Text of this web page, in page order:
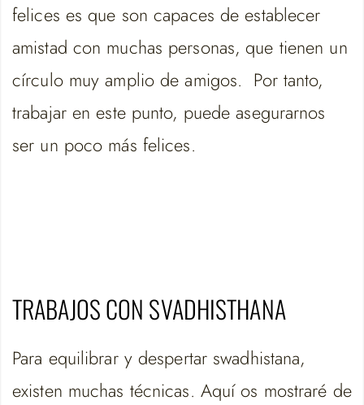
felices es que son capaces de establecer
amistad con muchas personas, que tienen un
círculo muy amplio de amigos. Por tanto,
trabajar en este punto, puede asegurarnos
ser un poco más felices.
TRABAJOS CON SVADHISTHANA
Para equilibrar y despertar swadhistana,
existen muchas técnicas. Aquí os mostraré de